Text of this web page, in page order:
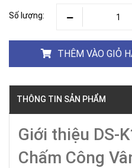
Số lượng:
THÊM VÀO GIỎ
THÔNG TIN SẢN PHẨM
Giới thiệu DS-
Chấm Công